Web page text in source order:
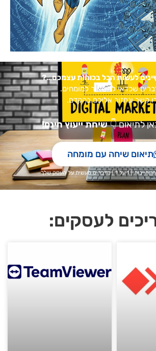
לעשות הכל בכוחות עצמכם…?
שכדאי להשאיר למומחים.
קשר ונחזור אליכם בהקדם.
לתיאום👇שיחת ייעוץ חינם!
תיאום שיחה עם מומחה
לעסקים: